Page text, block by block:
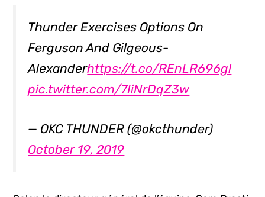
Thunder Exercises Options On
Ferguson And Gilgeous-
Alexanderhttps://t.co/REnLR696gl
pic.twitter.com/7IiNrDqZ3w
— OKC THUNDER (@okcthunder)
October 19, 2019